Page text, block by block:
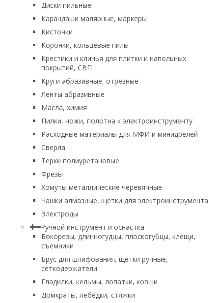
Диски пильные
Карандаши малярные, маркеры
Кисточки
Коронки, кольцевые пилы
Крестики и клинья для плитки и напольных
покрытий, СВП
Круги абразивные, отрезные
Ленты абразивные
Масла, химия
Пилки, ножи, полотна к электроинструменту
Расходные материалы для МФИ и минидрелей
Сверла
Терки полиуретановые
Фрезы
Хомуты металлические черевячные
Чашки алмазные, щетки для электроинструмента
Электроды
Ручной инструмент и оснастка
Бокорезы, длинногудцы, плоскогубцы, клещи,
съемники
Брус для шлифования, щетки ручные,
сеткодержатели
Гладилки, кельмы, лопатки, ковши
Домкраты, лебедки, стяжки